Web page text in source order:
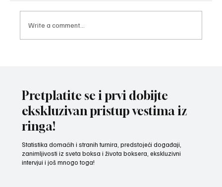
Write a comment...
Pretplatite se i prvi dobijte
ekskluzivan pristup vestima iz
ringa!
Statistika domaćih i stranih turnira, predstojeći događaji,
zanimljivosti iz sveta boksa i života boksera, ekskluzivni
intervjui i još mnogo toga!